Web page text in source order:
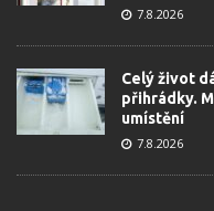
7.8.2026
Celý život
přihrádky.
umístění
7.8.2026